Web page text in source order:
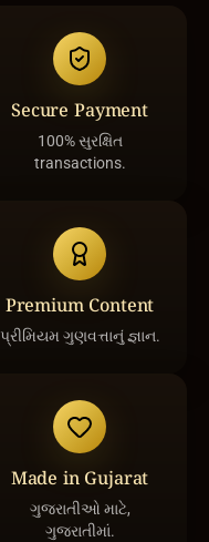
Secure Payment
100% સુરક્ષિત
transactions.
Premium Content
પ્રીમિયમ ગુણવત્તાનું જ્ઞાન.
Made in Gujarat
ગુજરાતીઓ માટે,
ગુજરાતીમાં.